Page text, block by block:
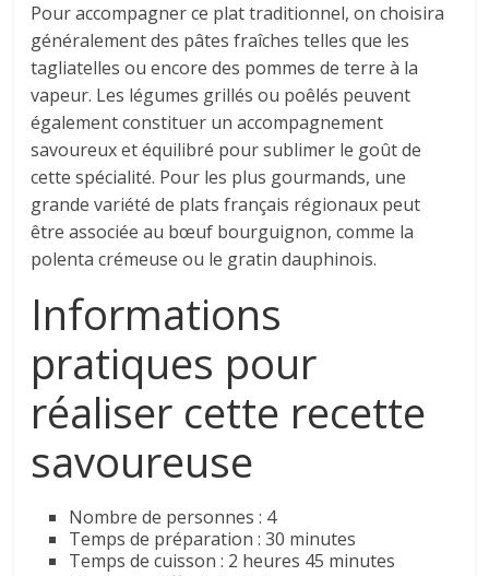
Pour accompagner ce plat traditionnel, on choisira
généralement des pâtes fraîches telles que les
tagliatelles ou encore des pommes de terre à la
vapeur. Les légumes grillés ou poêlés peuvent
également constituer un accompagnement
savoureux et équilibré pour sublimer le goût de
cette spécialité. Pour les plus gourmands, une
grande variété de plats français régionaux peut
être associée au bœuf bourguignon, comme la
polenta crémeuse ou le gratin dauphinois.
Informations
pratiques pour
réaliser cette recette
savoureuse
Nombre de personnes : 4
Temps de préparation : 30 minutes
Temps de cuisson : 2 heures 45 minutes